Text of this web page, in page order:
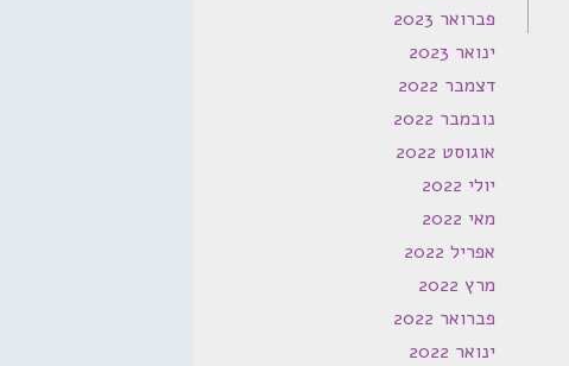
פברואר 2023
ינואר 2023
דצמבר 2022
נובמבר 2022
אוגוסט 2022
יולי 2022
מאי 2022
אפריל 2022
מרץ 2022
פברואר 2022
ינואר 2022